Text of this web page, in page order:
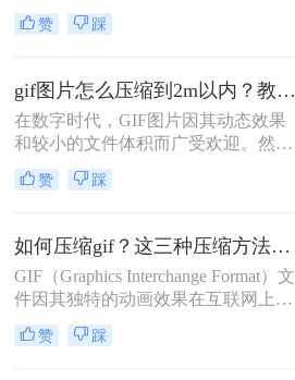
在互联网上得到了广泛应用。然而，
GIF文件往往体积较大，这会影响网
压缩大小不改变像素呢？本文将介绍
两种在不改变像素质量的前提下压缩
GIF文件大小的方法。
赞 踩
gif图片怎么压缩到2m以内？教你二种实用压缩方法！
在数字时代，GIF图片因其动态效果
和较小的文件体积而广受欢迎。然
而，有时我们需要将GIF图片压缩到
2M以内以满足特定的上传或分享需
呢？本文将介绍两种有效的GIF图片
压缩方法。
赞 踩
如何压缩gif？这三种压缩方法快来学一下！
GIF（Graphics Interchange Format）文
件因其独特的动画效果在互联网上广
受欢迎，但在某些情况下，我们可能
需要对GIF文件进行压缩，以减少其
赞 踩